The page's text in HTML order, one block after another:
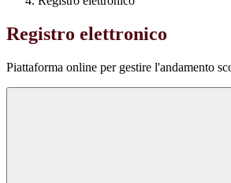
Registro elettronico
Piattaforma online per gestire l'andamento